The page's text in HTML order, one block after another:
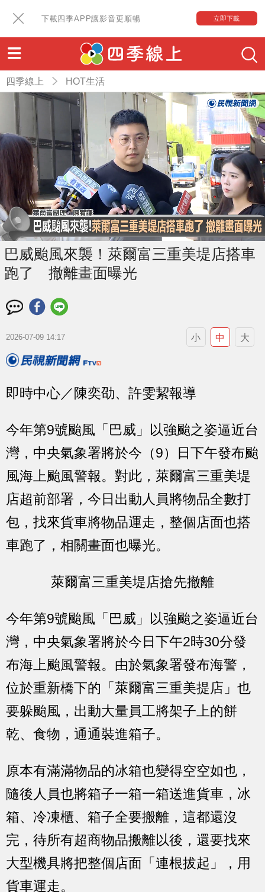
下載四季APP讓影音更順暢 立即下載
四季線上 HOT生活
巴威颱風來襲！萊爾富三重美堤店搭車
跑了 撤離畫面曝光
2026-07-09 14:17 小 中 大
即時中心／陳奕劭、許雯絜報導
今年第9號颱風「巴威」以強颱之姿逼近台
灣，中央氣象署將於今（9）日下午發布颱
風海上颱風警報。對此，萊爾富三重美堤
店超前部署，今日出動人員將物品全數打
包，找來貨車將物品運走，整個店面也搭
車跑了，相關畫面也曝光。
萊爾富三重美堤店搶先撤離
今年第9號颱風「巴威」以強颱之姿逼近台
灣，中央氣象署將於今日下午2時30分發
布海上颱風警報。由於氣象署發布海警，
位於重新橋下的「萊爾富三重美提店」也
要躲颱風，出動大量員工將架子上的餅
乾、食物，通通裝進箱子。
原本有滿滿物品的冰箱也變得空空如也，
隨後人員也將箱子一箱一箱送進貨車，冰
箱、冷凍櫃、箱子全要搬離，這都還沒
完，待所有超商物品搬離以後，還要找來
大型機具將把整個店面「連根拔起」，用
貨車運走。